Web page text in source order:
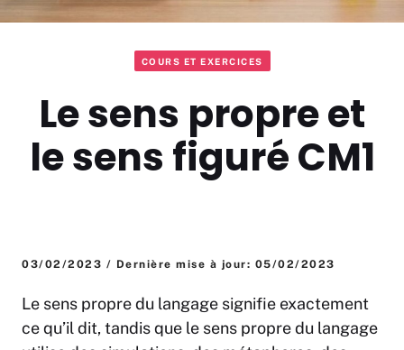
COURS ET EXERCICES
Le sens propre et
le sens figuré CM1
03/02/2023 / Dernière mise à jour: 05/02/2023
Le sens propre du langage signifie exactement
ce qu’il dit, tandis que le sens propre du langage